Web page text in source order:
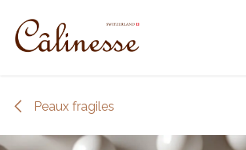
Peaux fragiles